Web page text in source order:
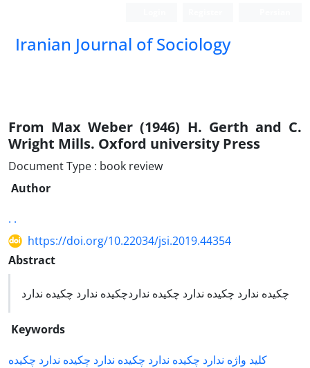
Iranian Journal of Sociology
From Max Weber (1946) H. Gerth and C.
Wright Mills. Oxford university Press
Document Type : book review
Author
. .
https://doi.org/10.22034/jsi.2019.44354
Abstract
چکیده ندارد چکیده ندارد چکیده نداردچکیده ندارد چکیده ندارد
Keywords
کلید واژه ندارد چکیده ندارد چکیده ندارد چکیده ندارد چکیده